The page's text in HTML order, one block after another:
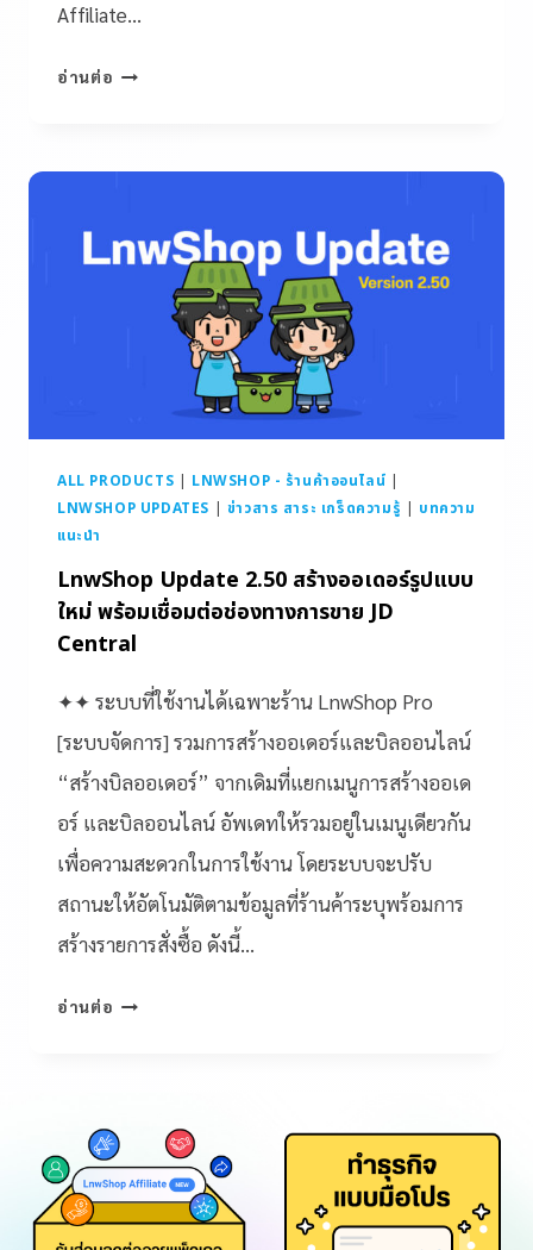
Affiliate…
อ่านต่อ
ALL PRODUCTS LNWSHOP - ร้านค้าออนไลน์
LNWSHOP UPDATES
ข่าวสาร สาระ เกร็ดความรู้
บทความ
แนะนำ
LnwShop Update 2.50 สร้างออเดอร์รูปแบบ
ใหม่ พร้อมเชื่อมต่อช่องทางการขาย JD
Central
✦✦ ระบบที่ใช้งานได้เฉพาะร้าน LnwShop Pro
[ระบบจัดการ] รวมการสร้างออเดอร์และบิลออนไลน์
“สร้างบิลออเดอร์” จากเดิมที่แยกเมนูการสร้างออเด
อร์ และบิลออนไลน์ อัพเดทให้รวมอยู่ในเมนูเดียวกัน
เพื่อความสะดวกในการใช้งาน โดยระบบจะปรับ
สถานะให้อัตโนมัติตามข้อมูลที่ร้านค้าระบุพร้อมการ
สร้างรายการสั่งซื้อ ดังนี้…
อ่านต่อ